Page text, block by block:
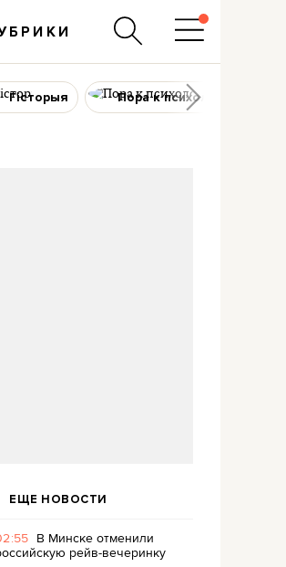
Гісторыя Пора к психологу
ЕЩЕ НОВОСТИ
В Минске отменили
рейв-вечеринку